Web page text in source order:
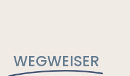
WEGWEISER